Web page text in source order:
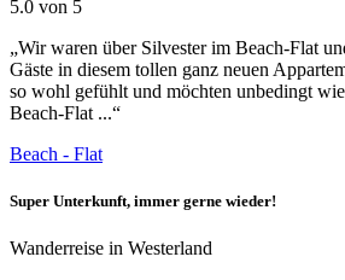
5.0 von 5
„Wir waren über Silvester im Beach-Flat
Gäste in diesem tollen ganz neuen
so wohl gefühlt und möchten unbedingt
Beach-Flat ...“
Beach - Flat
Super Unterkunft, immer gerne wieder!
Wanderreise in Westerland